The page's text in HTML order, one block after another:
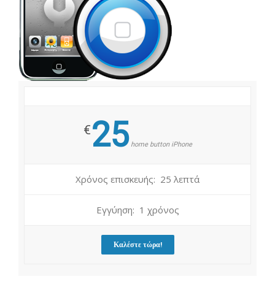
€25home button iPhone
Χρόνος επισκευής: 25 λεπτά
Εγγύηση: 1 χρόνος
Καλέστε τώρα!